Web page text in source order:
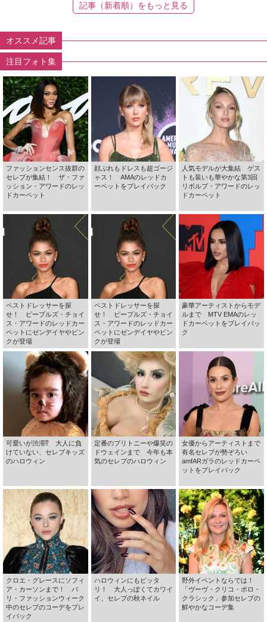
記事（新着順）をもっと見る
オススメ記事
注目フォト集
ファッションセンス抜群の
セレブが集結！ ザ・ファ
ッション・アワードのレッ
ドカーペット
顔ぶれもドレスも超ゴージ
ャス！ AMAのレッドカ
ーペットをプレイバック
人気モデルが大集結 ゲス
トも装いも華やかな第3回
リボルブ・アワードのレッ
ドカーペット
ベストドレッサーを探
せ！ ピープルズ・チョイ
ス・アワードのレッドカー
ペットにゼンデイヤやピン
クが登場
ベストドレッサーを探
せ！ ピープルズ・チョイ
ス・アワードのレッドカー
ペットにゼンデイヤやピン
クが登場
豪華アーティストからモデ
ルまで MTV EMAのレッ
ドカーペットをプレイバッ
ク
可愛いが渋滞⁉ 大人に負
けていない、セレブキッズ
のハロウィン
定番のブリトニーや爆笑の
ドウェインまで 今年も本
気のセレブのハロウィン
女優からアーティストまで
有名セレブが勢ぞろい
amfARガラのレッドカーペ
ットをプレイバック
クロエ・グレースにソフィ
ア・カーソンまで！ パ
リ・ファッションウィーク
中のセレブのコーデをプレ
イバック
ハロウィンにもピッタ
リ！ 大人っぽくてカワイ
イ、セレブの秋ネイル
野外イベントならでは！
「ヴーヴ・クリコ・ポロ・
クラシック」参加セレブの
鮮やかなコーデ集